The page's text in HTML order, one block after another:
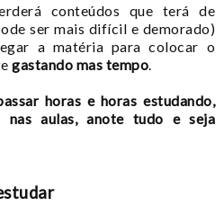
conteúdos que terá de
ser mais difícil e demorado)
a matéria para colocar o
gastando mas tempo
horas e horas estudando,
nas aulas, anote tudo e seja